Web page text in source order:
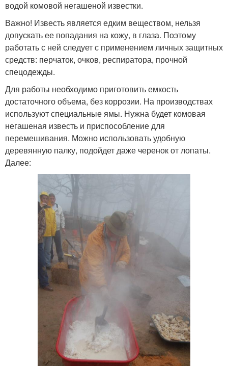
водой комовой негашеной известки.
Важно! Известь является едким веществом, нельзя
допускать ее попадания на кожу, в глаза. Поэтому
работать с ней следует с применением личных защитных
средств: перчаток, очков, респиратора, прочной
спецодежды.
Для работы необходимо приготовить емкость
достаточного объема, без коррозии. На производствах
используют специальные ямы. Нужна будет комовая
негашеная известь и приспособление для
перемешивания. Можно использовать удобную
деревянную палку, подойдет даже черенок от лопаты.
Далее: